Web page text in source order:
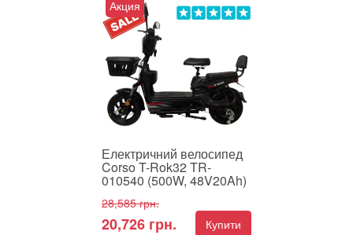
Електричний велосипед
Corso Swift (500W,
60V/20Ah) – це ідеальний
вибір для тих, хто шукає
зручний, ...
Акция
Електричний велосипед
Corso T-Rok32 TR-
010540 (500W, 48V20Ah)
28,585 грн.
20,726 грн.
Купити